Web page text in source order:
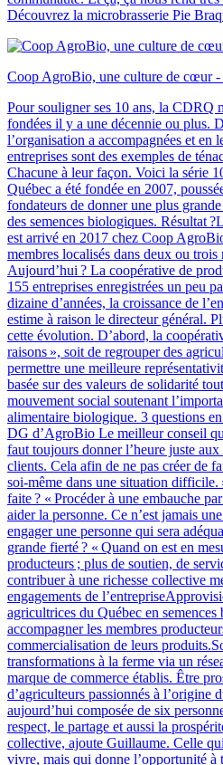
Découvrez la microbrasserie Pie
Coop AgroBio, une culture de cœur -
Pour souligner ses 10 ans, la CDRQ
fondées il y a une décennie ou plus.
l’organisation a accompagnées et en
entreprises sont des exemples de
Chacune à leur façon. Voici la série
Québec a été fondée en 2007,
fondateurs de donner une plus
des semences biologiques. Résultat
est arrivé en 2017 chez Coop
membres localisés dans deux ou trois
Aujourd’hui ? La coopérative de
155 entreprises enregistrées un peu
dizaine d’années, la croissance de
estime à raison le directeur général.
cette évolution. D’abord, la
raisons », soit de regrouper des
permettre une meilleure
basée sur des valeurs de solidarité
mouvement social soutenant
alimentaire biologique. 3 questions
DG d’AgroBio Le meilleur conseil
faut toujours donner l’heure juste
clients. Cela afin de ne pas créer de
soi-même dans une situation
faite ? « Procéder à une embauche
aider la personne. Ce n’est jamais
engager une personne qui sera
grande fierté ? « Quand on est en
producteurs ; plus de soutien, de
contribuer à une richesse collective
engagements de
agricultrices du Québec en
accompagner les membres
commercialisation de leurs
transformations à la ferme via un
marque de commerce établis. Être
d’agriculteurs passionnés à l’origine
aujourd’hui composée de six
respect, le partage et aussi la
collective, ajoute Guillaume. Celle
vivre, mais qui donne l’opportunité